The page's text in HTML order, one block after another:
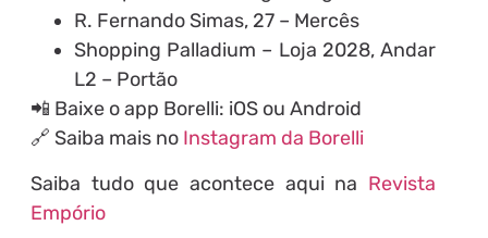
R. Fernando Simas, 27 – Mercês
Shopping Palladium – Loja 2028, Andar
L2 – Portão
📲 Baixe o app Borelli: iOS ou Android
🔗 Saiba mais no Instagram da Borelli
Saiba tudo que acontece aqui na Revista
Empório